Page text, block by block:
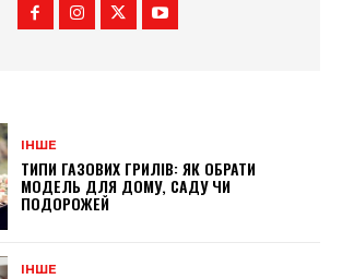
ІНШЕ
ТИПИ ГАЗОВИХ ГРИЛІВ: ЯК ОБРАТИ
МОДЕЛЬ ДЛЯ ДОМУ, САДУ ЧИ
ПОДОРОЖЕЙ
ІНШЕ